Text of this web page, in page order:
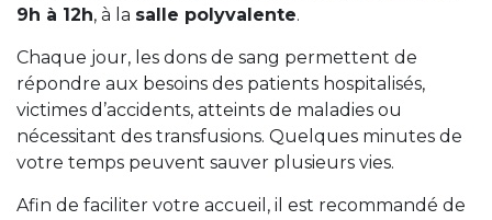
9h à 12h, à la salle polyvalente.
Chaque jour, les dons de sang permettent de
répondre aux besoins des patients hospitalisés,
victimes d’accidents, atteints de maladies ou
nécessitant des transfusions. Quelques minutes de
votre temps peuvent sauver plusieurs vies.
Afin de faciliter votre accueil, il est recommandé de